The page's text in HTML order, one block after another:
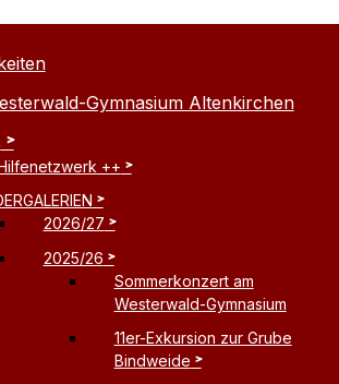
Gymnasium Altenkirchen
++
2026/27
2025/26
Sommerkonzert am
Westerwald-Gymnasium
11er-Exkursion zur Grube
Bindweide